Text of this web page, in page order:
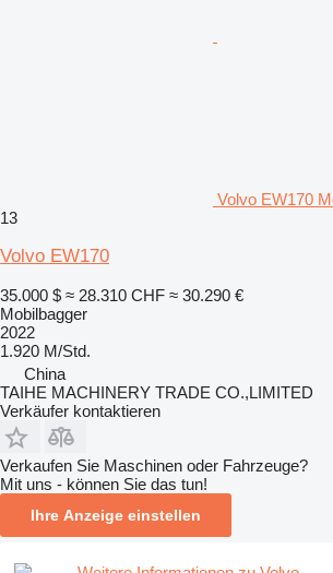
Volvo EW170
13
Volvo EW170
35.000 $ ≈ 28.310 CHF ≈ 30.290 €
Mobilbagger
2022
1.920 M/Std.
China
TAIHE MACHINERY TRADE CO.,LIMITED
Verkäufer kontaktieren
Verkaufen Sie Maschinen oder Fahrzeuge?
Mit uns - können Sie das tun!
Ihre Anzeige einstellen